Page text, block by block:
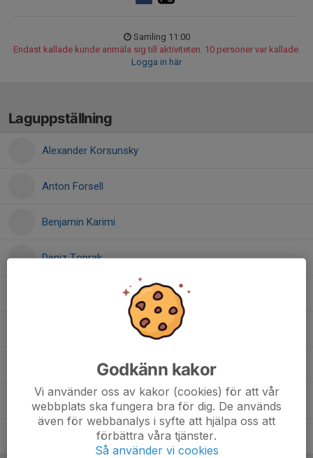
Samling 11:00
Endast kallade kunde anmäla sig till aktiviteten. 10 personer var kallade.
Logga in här
Laguppställning
Alexander Korsunsky
Anton Forsell
Benjamin Karimi
Deniz Toprak
Melvin Lundgren
Olle Eriksson
Stefan Ellermäe
Godkänn kakor
Vi använder oss av kakor (cookies) för att vår
webbplats ska fungera bra för dig. De används
även för webbanalys i syfte att hjälpa oss att
förbättra våra tjänster.
Så använder vi cookies